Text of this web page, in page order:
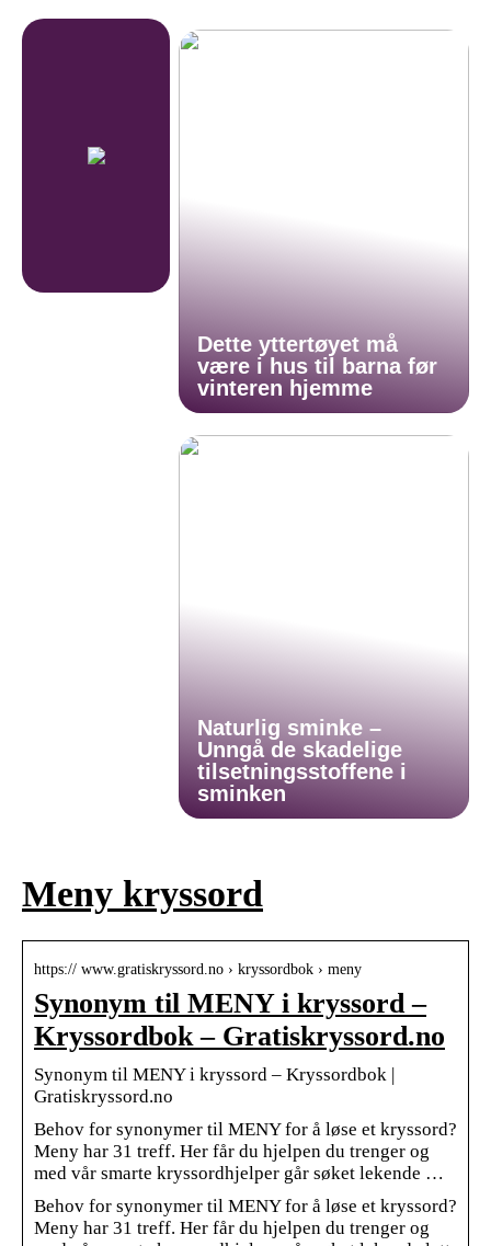
Dette yttertøyet må
være i hus til barna før
vinteren hjemme
Naturlig sminke –
Unngå de skadelige
tilsetningsstoffene i
sminken
Meny kryssord
https:// www.gratiskryssord.no › kryssordbok › meny
Synonym til MENY i kryssord –
Kryssordbok – Gratiskryssord.no
Synonym til MENY i kryssord – Kryssordbok |
Gratiskryssord.no
Behov for synonymer til MENY for å løse et kryssord?
Meny har 31 treff. Her får du hjelpen du trenger og
med vår smarte kryssordhjelper går søket lekende …
Behov for synonymer til MENY for å løse et kryssord?
Meny har 31 treff. Her får du hjelpen du trenger og